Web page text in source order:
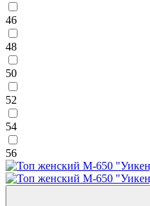
46
48
50
52
54
56